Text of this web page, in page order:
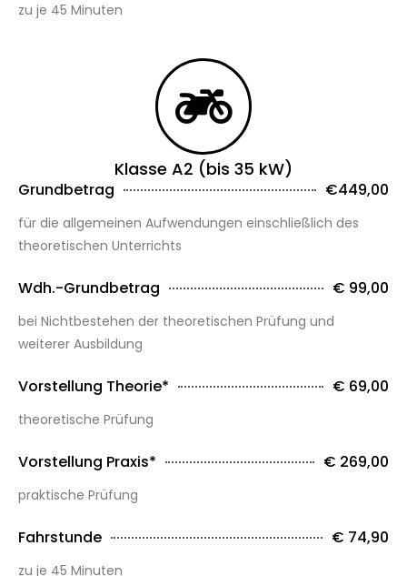
zu je 45 Minuten
Klasse A2 (bis 35 kW)
Grundbetrag €449,00
für die allgemeinen Aufwendungen einschließlich des
theoretischen Unterrichts
Wdh.-Grundbetrag € 99,00
bei Nichtbestehen der theoretischen Prüfung und
weiterer Ausbildung
Vorstellung Theorie* € 69,00
theoretische Prüfung
Vorstellung Praxis* € 269,00
praktische Prüfung
Fahrstunde € 74,90
zu je 45 Minuten